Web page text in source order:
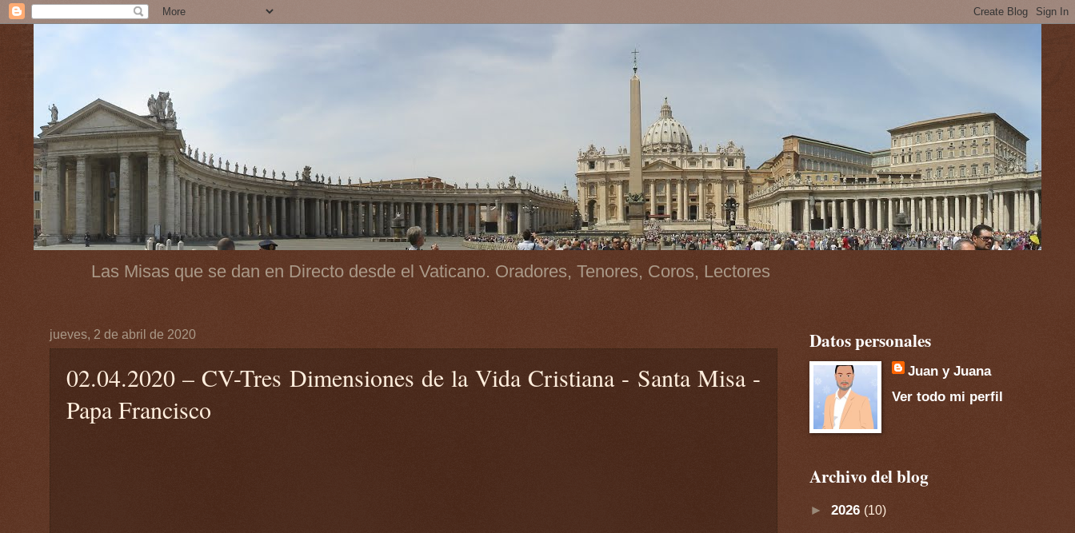
Las Misas que se dan en Directo desde el Vaticano. Oradores, Tenores, Coros, Lectores
jueves, 2 de abril de 2020
02.04.2020 – CV-Tres Dimensiones de la Vida Cristiana - Santa Misa -
Papa Francisco
Datos personales
Juan y Juana
Ver todo mi perfil
Archivo del blog
► 2026 (10)